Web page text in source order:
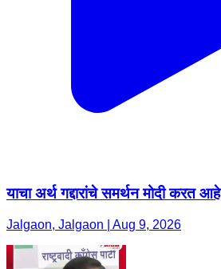
याचा अर्थ गद्दारांचे समर्थन मोदी करत आहे
Jalgaon, Jalgaon | Aug 9, 2026